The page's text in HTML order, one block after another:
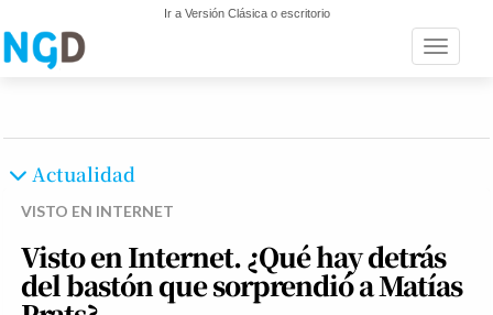
Ir a Versión Clásica o escritorio
Toggle
Actualidad
VISTO EN INTERNET
Visto en Internet. ¿Qué hay detrás
del bastón que sorprendió a Matías